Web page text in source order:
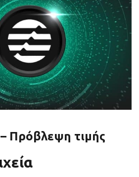
– Πρόβλεψη τιμής
πως λειτουργεί αυτό